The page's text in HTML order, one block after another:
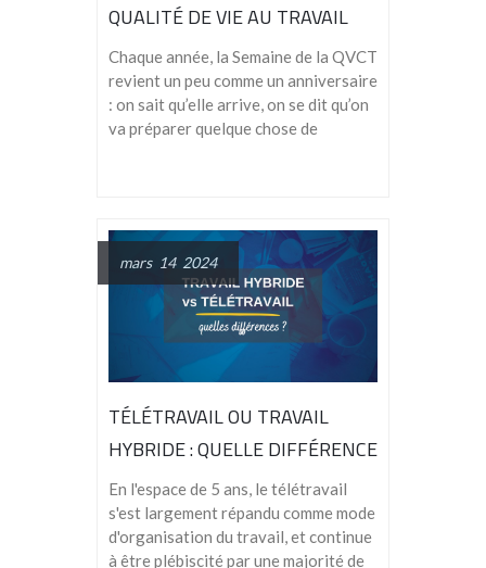
QUALITÉ DE VIE AU TRAVAIL
(QVT) 2026
Chaque année, la Semaine de la QVCT
revient un peu comme un anniversaire
: on sait qu’elle arrive, on se dit qu’on
va préparer quelque chose de
mars 14 2024
TÉLÉTRAVAIL OU TRAVAIL
HYBRIDE : QUELLE DIFFÉRENCE
?
En l'espace de 5 ans, le télétravail
s'est largement répandu comme mode
d'organisation du travail, et continue
à être plébiscité par une majorité de